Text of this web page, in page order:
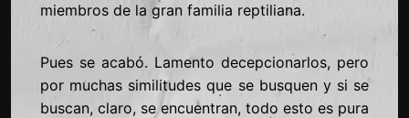
miembros de la gran familia reptiliana.
Pues se acabó. Lamento decepcionarlos, pero
por muchas similitudes que se busquen y si se
buscan, claro, se encuentran, todo esto es pura